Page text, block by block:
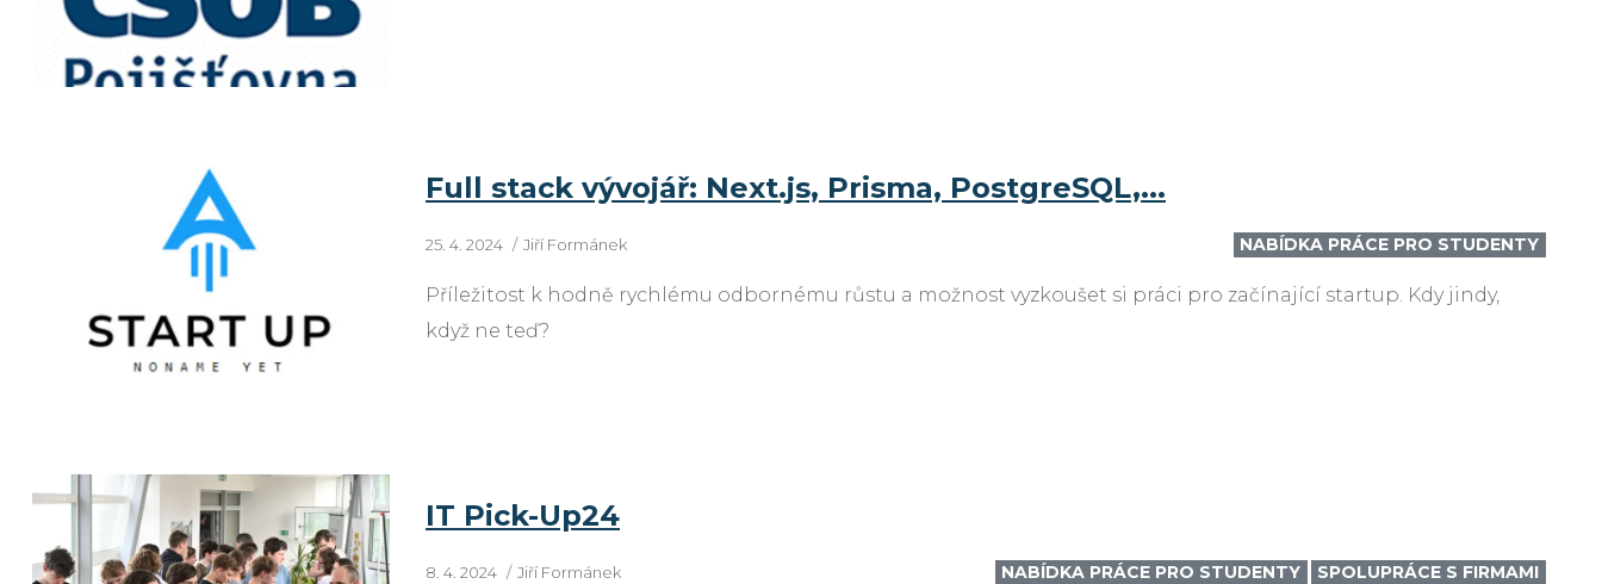
Full stack vývojář: Next.js, Prisma, PostgreSQL,...
25. 4. 2024 Jiří Formánek NABÍDKA PRÁCE PRO STUDENTY
Příležitost k hodně rychlému odbornému růstu a možnost vyzkoušet si práci pro začínající startup. Kdy jindy,
když ne teď?
IT Pick-Up24
8. 4. 2024 Jiří Formánek NABÍDKA PRÁCE PRO STUDENTY SPOLUPRÁCE S FIRMAMI